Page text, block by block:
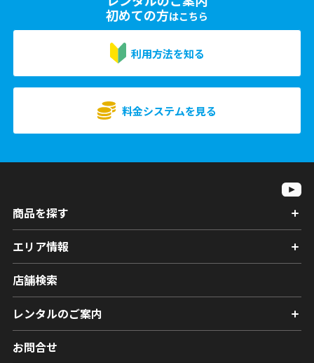
初めての方はこちら
利用方法を知る
料金システムを見る
商品を探す
エリア情報
店舗検索
レンタルのご案内
お問合せ